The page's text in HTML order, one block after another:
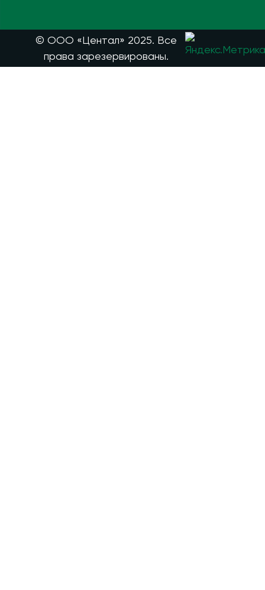
© ООО «Центал» 2025. Все
права зарезервированы.